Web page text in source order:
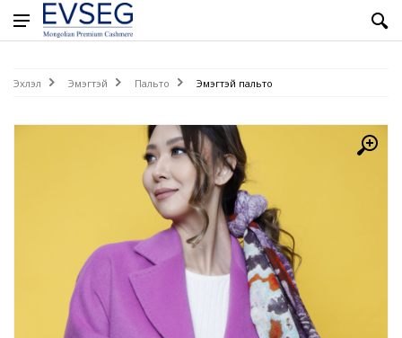
Эхлэл Эмэгтэй Пальто Эмэгтэй пальто